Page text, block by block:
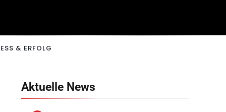
& ERFOLG
Aktuelle News